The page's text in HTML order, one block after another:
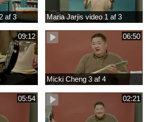
af 3 Maria Jarjis video 1 af 3
09:12 06:50
Micki Cheng 3 af 4
05:54 02:21